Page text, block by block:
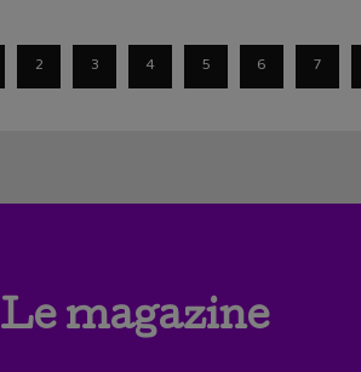
2 3 4 5 6 7
Le magazine